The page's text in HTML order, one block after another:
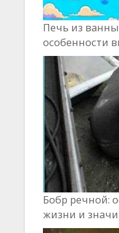
Печь из
особенности
Бобр речной:
жизни и